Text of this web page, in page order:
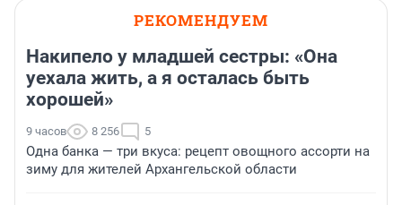
РЕКОМЕНДУЕМ
Накипело у младшей сестры: «Она
уехала жить, а я осталась быть
хорошей»
9 часов 8 256 5
Одна банка — три вкуса: рецепт овощного ассорти на
зиму для жителей Архангельской области